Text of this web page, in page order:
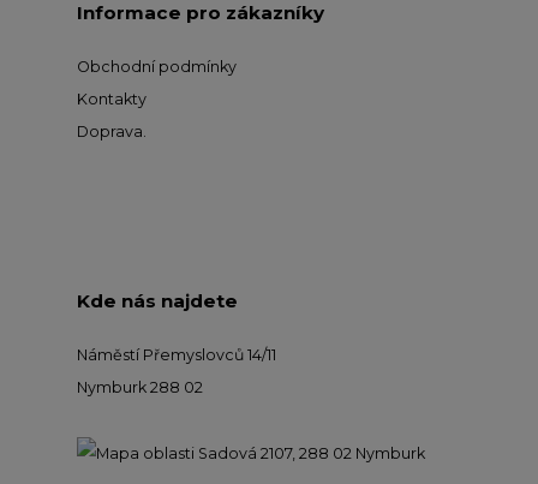
Informace pro zákazníky
Obchodní podmínky
Kontakty
Doprava.
Kde nás najdete
Náměstí Přemyslovců 14/11
Nymburk 288 02